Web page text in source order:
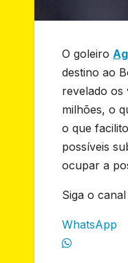
O goleiro
destino ao
revelado os
milhões, o
o que
possíveis
ocupar a
Siga o
WhatsApp